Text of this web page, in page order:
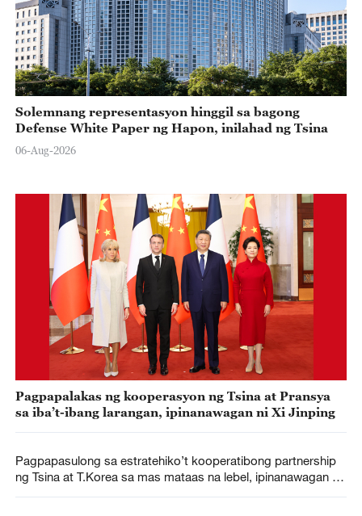
Solemnang representasyon hinggil sa bagong
Defense White Paper ng Hapon, inilahad ng Tsina
06-Aug-2026
Pagpapalakas ng kooperasyon ng Tsina at Pransya
sa iba’t-ibang larangan, ipinanawagan ni Xi Jinping
Pagpapasulong sa estratehiko’t kooperatibong partnership
ng Tsina at T.Korea sa mas mataas na lebel, ipinanawagan ni